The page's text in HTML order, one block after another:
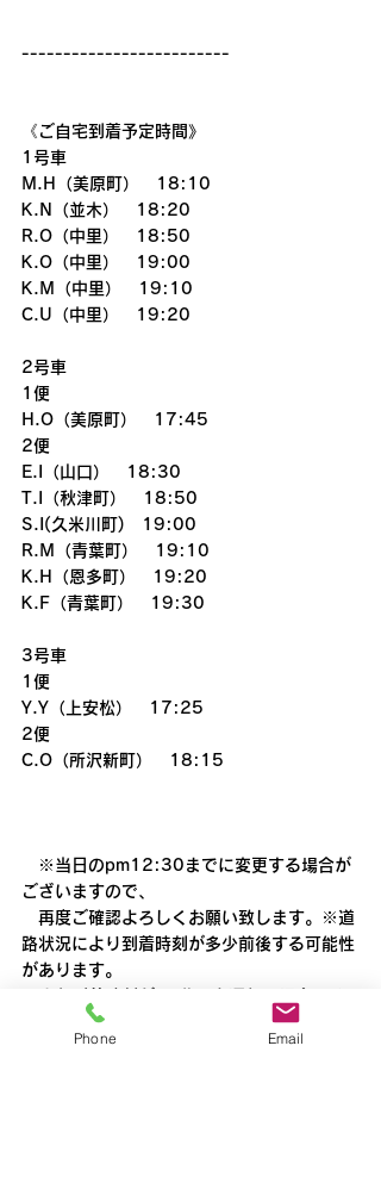
-------------------------
《ご自宅到着予定時間》
1号車
M.H（美原町）　18:10
K.N（並木）　18:20
R.O（中里）　18:50
K.O（中里）　19:00
K.M（中里）　19:10
C.U（中里）　19:20
2号車
1便
H.O（美原町）　17:45
2便
E.I（山口）　18:30
T.I（秋津町）　18:50
S.I(久米川町)　19:00
R.M（青葉町）　19:10
K.H（恩多町）　19:20
K.F（青葉町）　19:30
3号車
1便
Y.Y（上安松）　17:25
2便
C.O（所沢新町）　18:15
※当日のpm12:30までに変更する場合が
ございますので、
再度ご確認よろしくお願い致します。※道
路状況により到着時刻が多少前後する可能性
があります。
あらかじめご連絡いたします。
Phone Email